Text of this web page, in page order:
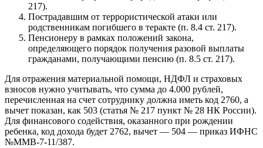
217).
Пострадавшим от террористической атаки или
родственникам погибшего в теракте (п. 8.4 ст. 217).
Пенсионеру в рамках положений закона,
определяющего порядок получения разовой выплаты
гражданами, получающими пенсию (п. 8.5 ст. 217).
Для отражения материальной помощи, НДФЛ и страховых
взносов нужно учитывать, что сумма до 4.000 рублей,
перечисленная на счет сотруднику должна иметь код 2760, а
вычет показан, как 503 (статья № 217 пункт № 28 НК России).
Для финансового содействия, оказанного при рождении
ребенка, код дохода будет 2762, вычет — 504 — приказ ИФНС
№ММВ-7-11/387.